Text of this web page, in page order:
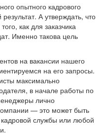
опытного кадрового
А утверждать, что
как для заказчика
Именно такова цель
на вакансии нашего
на его запросы.
максимально
в начале работы по
лично
— это может быть
кадровой службы или любой